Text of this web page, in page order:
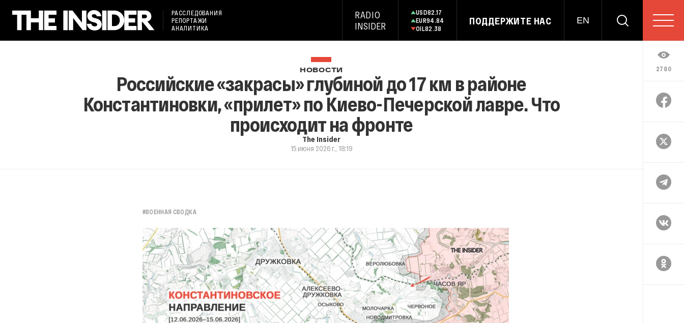
РАССЛЕДОВАНИЯ
РЕПОРТАЖИ
АНАЛИТИКА
RADIO
INSIDER
USD82.17
EUR94.84
OIL82.38
ПОДДЕРЖИТЕ НАС EN
2780
НОВОСТИ
Российские «закрасы» глубиной до 17 км в районе
Константиновки, «прилет» по Киево-Печерской лавре. Что
происходит на фронте
The Insider
15 июня 2026 г., 18:19
#ВОЕННАЯ СВОДКА